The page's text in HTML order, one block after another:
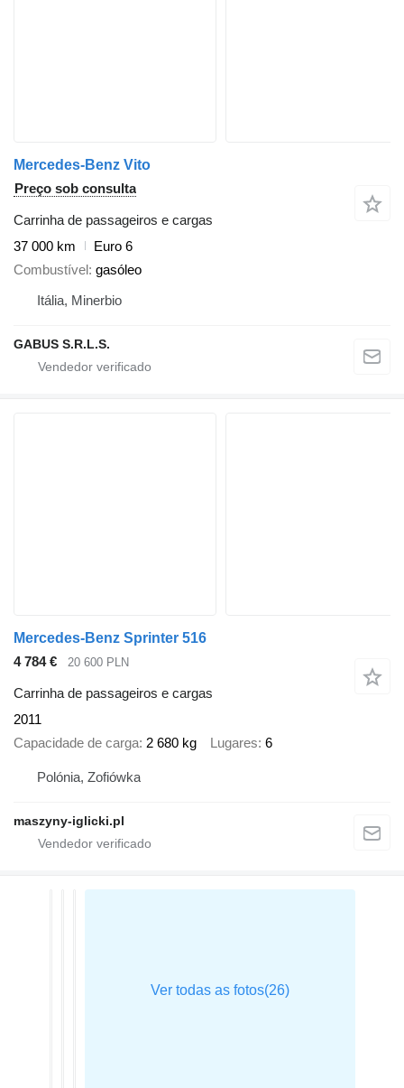
Mercedes-Benz Vito
Preço sob consulta
Carrinha de passageiros e cargas
37 000 km
Euro 6
Combustível gasóleo
Itália, Minerbio
GABUS S.R.L.S.
Mercedes-Benz Sprinter 516
4 784 €
20 600 PLN
Carrinha de passageiros e cargas
2011
Capacidade de carga 2 680 kg Lugares 6
Polónia, Zofiówka
maszyny-iglicki.pl